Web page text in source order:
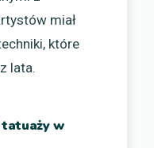
miał
które
lata.
w